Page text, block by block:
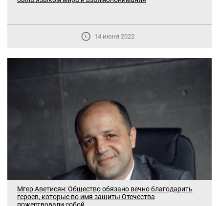
14 июня 2022
Мгер Аветисян: Общество обязано вечно благодарить
героев, которые во имя защиты Отечества